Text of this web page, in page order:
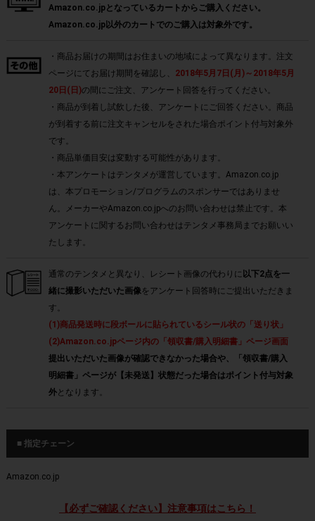
Amazon.co.jpとなっているカートからご購入ください。
Amazon.co.jp以外のカートでのご購入は対象外です。
・商品お届けの期間はお住まいの地域によって異なります。注文
ページにてお届け期間を確認し、 2018年5月7日(月)～2018年5月
20日(日)の間にご注文、アンケート回答を行ってください。
・商品が到着し試飲した後、アンケートにご回答ください。商品
が到着する前に注文キャンセルをされた場合ポイント付与対象外
です。
・商品単価目安は変動する可能性があります。
・本アンケートはテンタメが運営しています。Amazon.co.jp
は、本プロモーション/プログラムのスポンサーではありませ
ん。メーカーやAmazon.co.jpへのお問い合わせは禁止です。本
アンケートに関するお問い合わせはテンタメ事務局までお願いい
たします。
通常のテンタメと異なり、レシート画像の代わりに 以下2点を一
緒に撮影いただいた画像をアンケート回答時にご提出いただきま
す。
(1)商品発送時に段ボールに貼られているシール状の「送り状」
(2)Amazon.co.jpページ内の「領収書/購入明細書」ページ画面
提出いただいた画像が確認できなかった場合や、「領収書/購入
明細書」ページが【未発送】状態だった場合はポイント付与対象
外となります。
■ 指定チェーン
Amazon.co.jp
【必ずご確認ください】注意事項はこちら！